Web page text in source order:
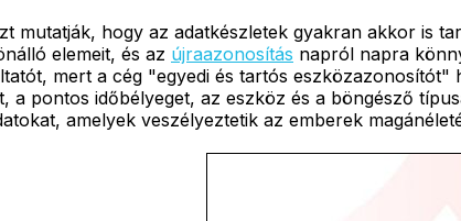
mutatják, hogy az adatkészletek gyakran akkor is
elemeit, és az újraazonosítás napról napra
mert a cég "egyedi és tartós
a pontos időbélyeget, az eszköz és a böngésző
amelyek veszélyeztetik az emberek